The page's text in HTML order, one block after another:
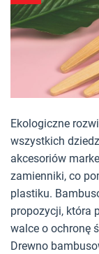
Ekologiczne
wszystkich
akcesoriów
zamienniki, co
plastiku.
propozycji, która
walce o ochronę
Drewno